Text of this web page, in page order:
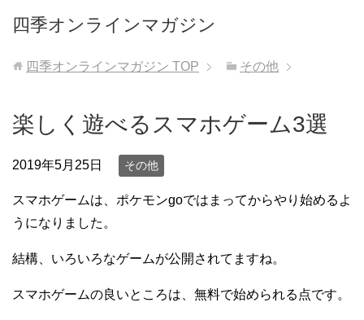
四季オンラインマガジン
四季オンラインマガジン TOP その他
楽しく遊べるスマホゲーム3選
2019年5月25日 その他
スマホゲームは、ポケモンgoではまってからやり始めるよ
うになりました。
結構、いろいろなゲームが公開されてますね。
スマホゲームの良いところは、無料で始められる点です。